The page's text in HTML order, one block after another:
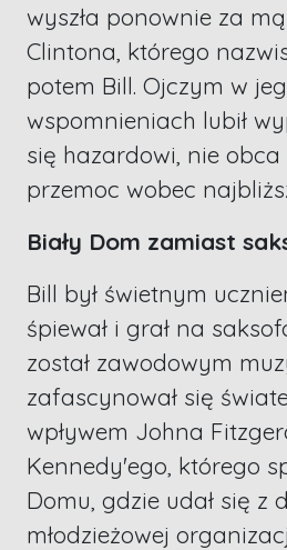
wyszła ponownie za
Clintona, którego
potem Bill. Ojczym w
wspomnieniach lubił
się hazardowi, nie obca
przemoc wobec
Biały Dom zamiast
Bill był świetnym
śpiewał i grał na
został zawodowym
zafascynował się
wpływem Johna
Kennedy'ego, którego
Domu, gdzie udał się z
młodzieżowej